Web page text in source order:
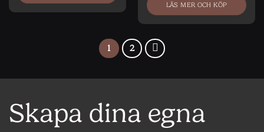
LÄS MER OCH KÖP
1 2
Skapa dina egna